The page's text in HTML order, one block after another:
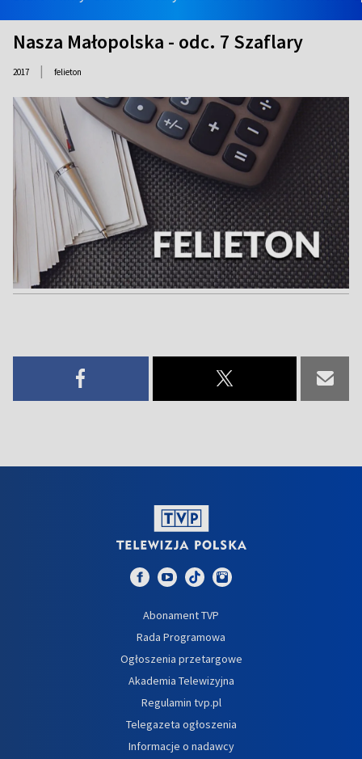
Nasza Małopolska - odc. 7 Szaflary
2017 | felieton
Abonament TVP
Rada Programowa
Ogłoszenia przetargowe
Akademia Telewizyjna
Regulamin tvp.pl
Telegazeta ogłoszenia
Informacje o nadawcy